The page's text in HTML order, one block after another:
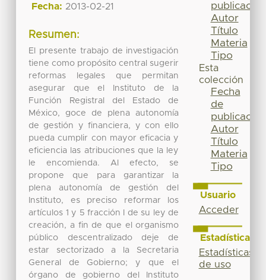
Fecha: 2013-02-21
Resumen:
El presente trabajo de investigación
tiene como propósito central sugerir
reformas legales que permitan
asegurar que el Instituto de la
Función Registral del Estado de
México, goce de plena autonomía
de gestión y financiera, y con ello
pueda cumplir con mayor eficacia y
eficiencia las atribuciones que la ley
le encomienda. Al efecto, se
propone que para garantizar la
plena autonomía de gestión del
Instituto, es preciso reformar los
artículos 1 y 5 fracción I de su ley de
creación, a fin de que el organismo
público descentralizado deje de
estar sectorizado a la Secretaria
General de Gobierno; y que el
órgano de gobierno del Instituto
publicación
Autor
Título
Materia
Tipo
Esta
colección
Fecha
de
publicación
Autor
Título
Materia
Tipo
Usuario
Acceder
Estadísticas
Estadísticas
de uso